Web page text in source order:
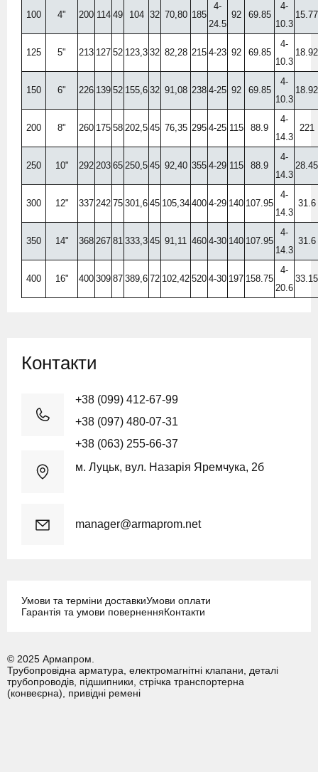
100 4" 200 114 49 104 32 70,80 185
4-
24.5
92 69.85
4-
10.3
15.77
125 5" 213 127 52 123,3 32 82,28 215 4-23 92 69.85
4-
10.3
18.92
150 6" 226 139 52 155,6 32 91,08 238 4-25 92 69.85
4-
10.3
18.92
200 8" 260 175 58 202,5 45 76,35 295 4-25 115 88.9
4-
14.3
221
250 10" 292 203 65 250,5 45 92,40 355 4-29 115 88.9
4-
14.3
28.45
300 12" 337 242 75 301,6 45 105,34 400 4-29 140 107.95
4-
14.3
31.6
350 14" 368 267 81 333,3 45 91,11 460 4-30 140 107.95
4-
14.3
31.6
400 16" 400 309 87 389,6 72 102,42 520 4-30 197 158.75
4-
20.6
33.15
Контакти
+38 (099) 412-67-99
+38 (097) 480-07-31
+38 (063) 255-66-37
м. Луцьк, вул. Назарія Яремчука, 2б
manager@armaprom.net
Умови та терміни доставкиУмови оплати
Гарантія та умови поверненняКонтакти
© 2025 Армапром.
Трубопровідна арматура, електромагнітні клапани, деталі
трубопроводів, підшипники, стрічка транспортерна
(конвеєрна), привідні ремені